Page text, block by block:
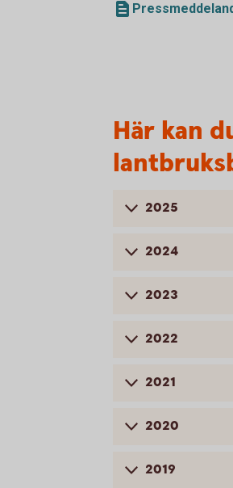
Här kan
2025
2024
2023
2022
2021
2020
2019